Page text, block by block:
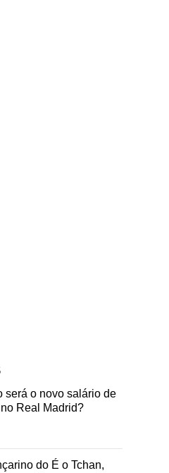
será o novo salário de
Real Madrid?
do É o Tchan,